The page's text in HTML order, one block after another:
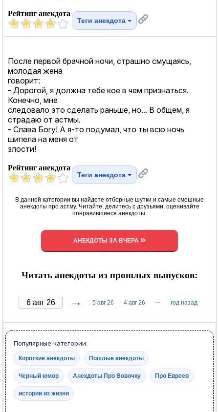
Рейтинг анекдота
Теги анекдота
После первой брачной ночи, страшно смущаясь,
молодая жена
говорит:
- Дорогой, я должна тебе кое в чем признаться.
Конечно, мне
следовало это сделать раньше, но... В общем, я
страдаю от астмы.
- Слава Богу! А я-то подумал, что ты всю ночь
шипела на меня от
злости!
Рейтинг анекдота
Теги анекдота
В данной категории вы найдете отборные шутки и самые смешные
анекдоты про астму. Читайте, делитесь с друзьями, оценивайте
понравившиеся анекдоты.
АНЕКДОТЫ ЗА ВЧЕРА
Читать анекдоты из прошлых выпусков:
→ 5 авг 26 4 авг 26 ··· год назад
Популярные категории:
Короткие анекдоты Пошлые анекдоты
Черный юмор Анекдоты Про Вовочку Про Евреев
истории из жизни